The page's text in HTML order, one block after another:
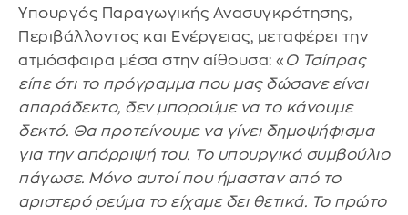
Υπουργός Παραγωγικής Ανασυγκρότησης,
Περιβάλλοντος και Ενέργειας, μεταφέρει την
ατμόσφαιρα μέσα στην αίθουσα: « Ο Τσίπρας
είπε ότι το πρόγραμμα που μας δώσανε είναι
απαράδεκτο, δεν μπορούμε να το κάνουμε
δεκτό. Θα προτείνουμε να γίνει δημοψήφισμα
για την απόρριψή του. Το υπουργικό συμβούλιο
πάγωσε. Μόνο αυτοί που ήμασταν από το
αριστερό ρεύμα το είχαμε δει θετικά. Το πρώτο